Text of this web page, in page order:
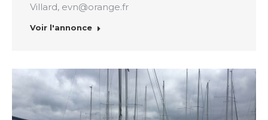
Villard, evn@orange.fr
Voir l'annonce